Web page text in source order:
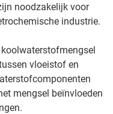
noodzakelijk voor
industrie.
vloeistof en
mengsel beïnvloeden